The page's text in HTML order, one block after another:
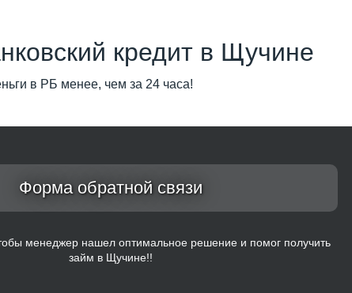
кредит в Щучине
в РБ менее, чем за 24 часа!
Форма обратной связи
менеджер нашел оптимальное решение и помог получить
займ в Щучине!!